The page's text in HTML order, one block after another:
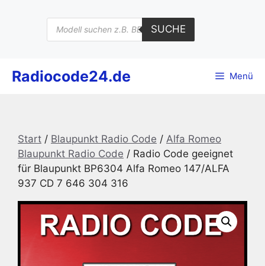
Products
search
SUCHE
Radiocode24.de Menü
Start / Blaupunkt Radio Code / Alfa Romeo
Blaupunkt Radio Code / Radio Code geeignet
für Blaupunkt BP6304 Alfa Romeo 147/ALFA
937 CD 7 646 304 316